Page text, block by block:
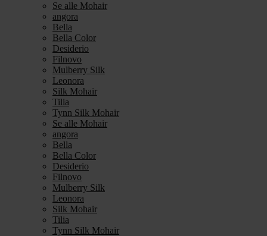
Se alle Mohair
angora
Bella
Bella Color
Desiderio
Filnovo
Mulberry Silk
Leonora
Silk Mohair
Tilia
Tynn Silk Mohair
Se alle Mohair
angora
Bella
Bella Color
Desiderio
Filnovo
Mulberry Silk
Leonora
Silk Mohair
Tilia
Tynn Silk Mohair